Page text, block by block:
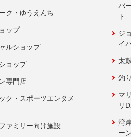
ク・ゆうえんち
ップ
ルショップ
ョップ
専門店
ク・スポーツエンタメ
ァミリー向け施設
バ
ト
ジ
イ
太
釣
マ
リ
湾
ー